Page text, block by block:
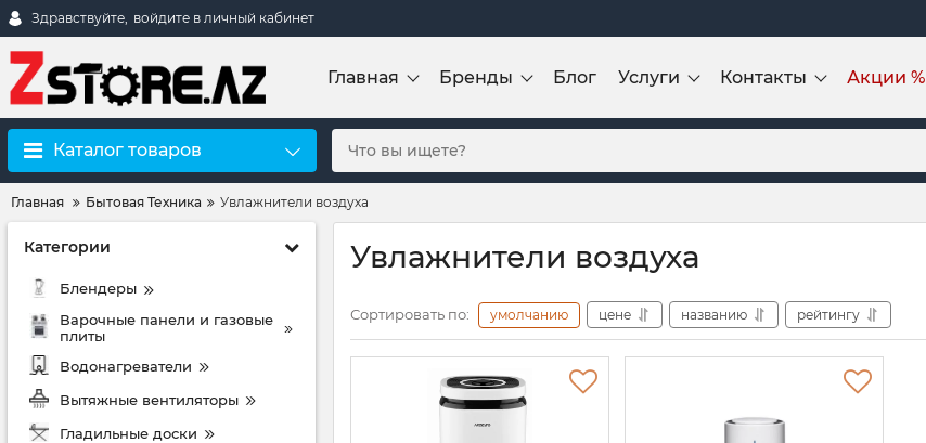
Здравствуйте, войдите в личный кабинет
Главная Бренды Блог Услуги Контакты Акции %
Каталог товаров
Главная Бытовая Техника Увлажнители воздуха
Категории
Блендеры
Варочные панели и газовые
плиты
Водонагреватели
Вытяжные вентиляторы
Гладильные доски
Увлажнители воздуха
Сортировать по: умолчанию цене названию рейтингу